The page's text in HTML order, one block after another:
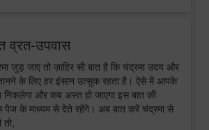
व्रत-उपवास
जुड़ जाए तो ज़ाहिर सी बात है कि चंद्रमा उदय और
के लिए हर इंसान उत्सुक रहता है। ऐसे में आपके
और कब अस्त हो जाएगा इस बात की
पेज के माध्यम से देते रहेंगे। अब बात करें चंद्रमा से